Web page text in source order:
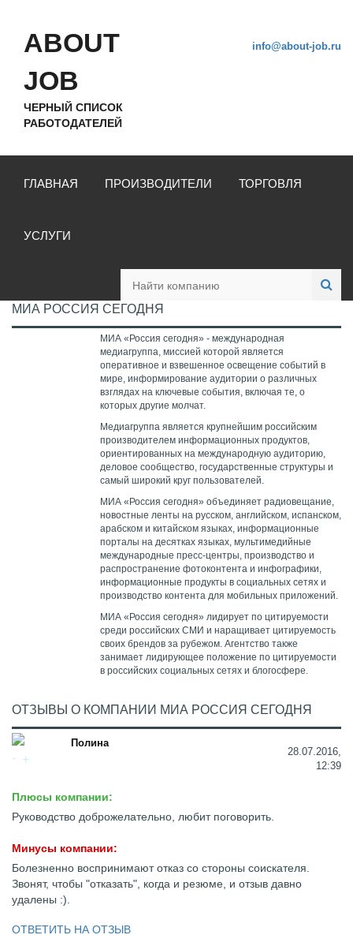
ABOUT
JOB
ЧЕРНЫЙ СПИСОК
РАБОТОДАТЕЛЕЙ
info@about-job.ru
ГЛАВНАЯ ПРОИЗВОДИТЕЛИ ТОРГОВЛЯ
УСЛУГИ
МИА РОССИЯ СЕГОДНЯ
МИА «Россия сегодня» - международная
медиагруппа, миссией которой является
оперативное и взвешенное освещение событий в
мире, информирование аудитории о различных
взглядах на ключевые события, включая те, о
которых другие молчат.
Медиагруппа является крупнейшим российским
производителем информационных продуктов,
ориентированных на международную аудиторию,
деловое сообщество, государственные структуры и
самый широкий круг пользователей.
МИА «Россия сегодня» объединяет радиовещание,
новостные ленты на русском, английском, испанском,
арабском и китайском языках, информационные
порталы на десятках языках, мультимедийные
международные пресс-центры, производство и
распространение фотоконтента и инфографики,
информационные продукты в социальных сетях и
производство контента для мобильных приложений.
МИА «Россия сегодня» лидирует по цитируемости
среди российских СМИ и наращивает цитируемость
своих брендов за рубежом. Агентство также
занимает лидирующее положение по цитируемости
в российских социальных сетях и блогосфере.
ОТЗЫВЫ О КОМПАНИИ МИА РОССИЯ СЕГОДНЯ
Полина
28.07.2016,
12:39
Плюсы компании:
Руководство доброжелательно, любит поговорить.
Минусы компании:
Болезненно воспринимают отказ со стороны соискателя.
Звонят, чтобы "отказать", когда и резюме, и отзыв давно
удалены :).
ОТВЕТИТЬ НА ОТЗЫВ